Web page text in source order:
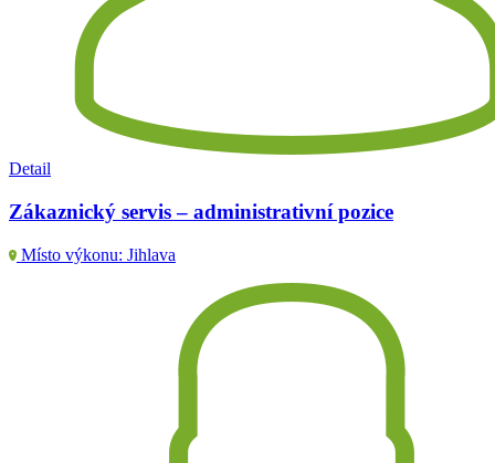
Detail
Zákaznický servis – administrativní pozice
Místo výkonu: Jihlava